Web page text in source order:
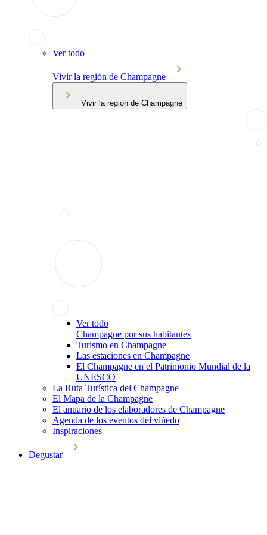
Ver todo
Vivir la región de Champagne
Vivir la región de Champagne
Ver todo
Champagne por sus habitantes
Turismo en Champagne
Las estaciones en Champagne
El Champagne en el Patrimonio Mundial de la
UNESCO
La Ruta Turística del Champagne
El Mapa de la Champagne
El anuario de los elaboradores de Champagne
Agenda de los eventos del viñedo
Inspiraciones
Degustar